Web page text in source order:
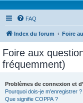
FAQ
Index du forum Foire
Foire aux
fréquemment)
Problèmes de connexion et
Pourquoi dois-je m’enregistrer ?
Que signifie COPPA ?